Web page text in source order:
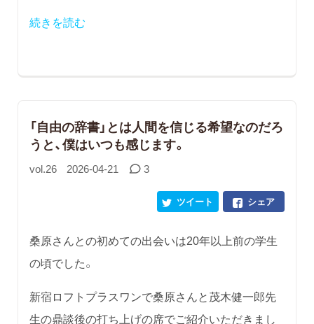
続きを読む
「自由の辞書」とは人間を信じる希望なのだろ
うと、僕はいつも感じます。
vol.26 2026-04-21 3
シェア
ツイート
桑原さんとの初めての出会いは20年以上前の学生
の頃でした。
新宿ロフトプラスワンで桑原さんと茂木健一郎先
生の鼎談後の打ち上げの席でご紹介いただきまし